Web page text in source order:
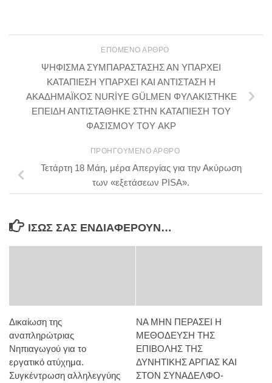
ΕΠΌΜΕΝΟ ΆΡΘΡΟ
ΨΗΦΙΣΜΑ ΣΥΜΠΑΡΑΣΤΑΣΗΣ ΑΝ ΥΠΑΡΧΕΙ
ΚΑΤΑΠΙΕΣΗ ΥΠΑΡΧΕΙ ΚΑΙ ΑΝΤΙΣΤΑΣΗ Η
ΑΚΑΔΗΜΑΪΚΟΣ NURİYE GÜLMEN ΦΥΛΑΚΙΣΤΗΚΕ
ΕΠΕΙΔΗ ΑΝΤΙΣΤΑΘΗΚΕ ΣΤΗΝ ΚΑΤΑΠΙΕΣΗ ΤΟΥ
ΦΑΣΙΣΜΟΥ ΤΟΥ AKP
ΠΡΟΗΓΟΎΜΕΝΟ ΆΡΘΡΟ
Τετάρτη 18 Μάη, μέρα Απεργίας για την Ακύρωση
των «εξετάσεων PISA».
ΊΣΩΣ ΣΑΣ ΕΝΔΙΑΦΈΡΟΥΝ…
Δικαίωση της
αναπληρώτριας
Νηπιαγωγού για το
εργατικό ατύχημα.
Συγκέντρωση αλληλεγγύης
ΝΑ ΜΗΝ ΠΕΡΑΣΕΙ Η
ΜΕΘΟΔΕΥΣΗ ΤΗΣ
ΕΠΙΒΟΛΗΣ ΤΗΣ
ΔΥΝΗΤΙΚΗΣ ΑΡΓΙΑΣ ΚΑΙ
ΣΤΟΝ ΣΥΝΑΔΕΛΦΟ-